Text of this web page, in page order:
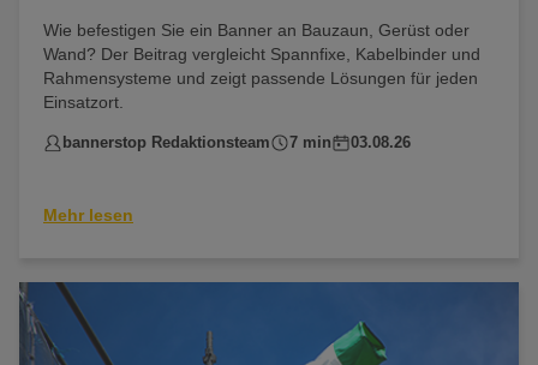
Wie befestigen Sie ein Banner an Bauzaun, Gerüst oder
Wand? Der Beitrag vergleicht Spannfixe, Kabelbinder und
Rahmensysteme und zeigt passende Lösungen für jeden
Einsatzort.
bannerstop Redaktionsteam 7 min 03.08.26
Mehr lesen